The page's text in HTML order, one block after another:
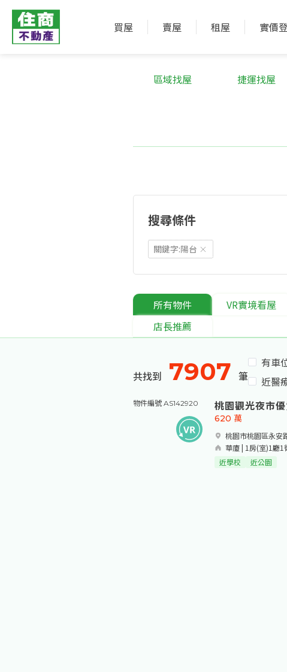
買屋 賣屋 租屋 實價
區域找屋 捷運找屋
搜尋條件
關鍵字:陽台
所有物件 VR實境看屋
店長推薦
共找到 7907 筆
有車
近醫
物件編號 AS142920 桃園觀光夜市優
桃園市桃園區永安
華廈 | 1房(室)1廳1
620 萬
近學校 近公園